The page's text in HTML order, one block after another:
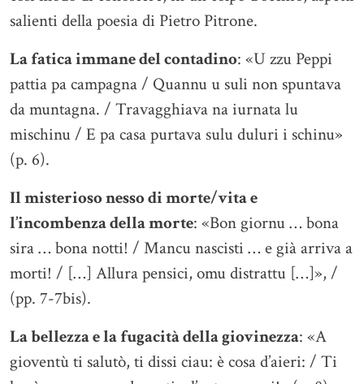
salienti della poesia di Pietro Pitrone.
La fatica immane del contadino: «U zzu Peppi
pattia pa campagna / Quannu u suli non spuntava
da muntagna. / Travagghiava na iurnata lu
mischinu / E pa casa purtava sulu duluri i schinu»
(p. 6).
Il misterioso nesso di morte/vita e
l’incombenza della morte: «Bon giornu … bona
sira … bona notti! / Mancu nascisti … e già arriva a
morti! / […] Allura pensici, omu distrattu […]», /
(pp. 7-7bis).
La bellezza e la fugacità della giovinezza: «A
gioventù ti salutò, ti dissi ciau: è cosa d’aieri: / Ti